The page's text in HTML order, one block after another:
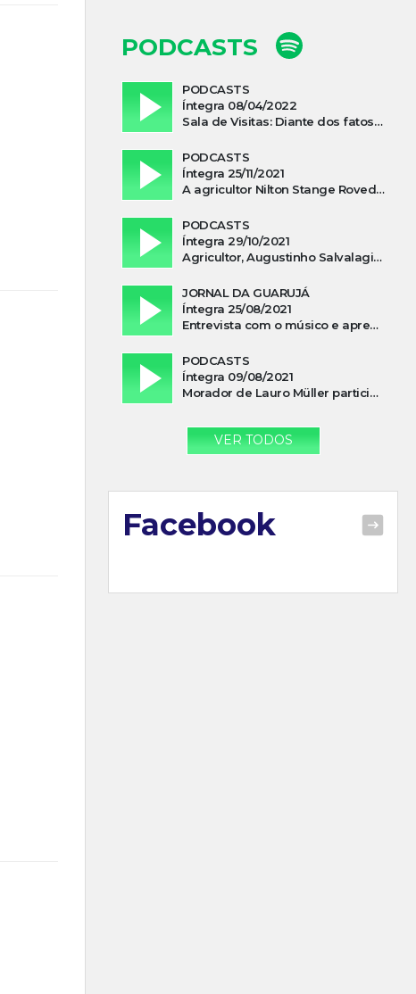
PODCASTS
PODCASTS
Íntegra 08/04/2022
Sala de Visitas: Diante dos fatos que influenciam a economia o que podemos esperar de 2022
PODCASTS
Íntegra 25/11/2021
A agricultor Nilton Stange Roveda, afirma ter recebido ajuda espiritual durante acidente
PODCASTS
Íntegra 29/10/2021
Agricultor, Augustinho Salvalagio, relata sobre aparição do Cavaleiro Negro no Rio das Furnas
JORNAL DA GUARUJÁ
Íntegra 25/08/2021
Entrevista com o músico e apresentador, Lismael Ferrareis, no Cidade e Campo
PODCASTS
Íntegra 09/08/2021
Morador de Lauro Müller participa de motociata em apoio a Bolsonaro
VER TODOS
Facebook